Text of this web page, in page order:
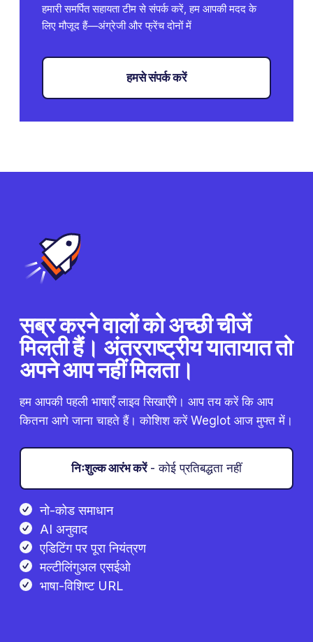
हमारी समर्पित सहायता टीम से संपर्क करें, हम आपकी मदद के
लिए मौजूद हैं—अंग्रेजी और फ्रेंच दोनों में
हमसे संपर्क करें
सब्र करने वालों को अच्छी चीजें
मिलती हैं। अंतरराष्ट्रीय यातायात तो
अपने आप नहीं मिलता।
हम आपकी पहली भाषाएँ लाइव सिखाएँगे। आप तय करें कि आप
कितना आगे जाना चाहते हैं। कोशिश करें Weglot आज मुफ्त में।
निःशुल्क आरंभ करें- कोई प्रतिबद्धता नहीं
नो-कोड समाधान
AI अनुवाद
एडिटिंग पर पूरा नियंत्रण
मल्टीलिंगुअल एसईओ
भाषा-विशिष्ट URL